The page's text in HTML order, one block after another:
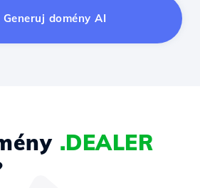
Generuj domény AI
.DEALER